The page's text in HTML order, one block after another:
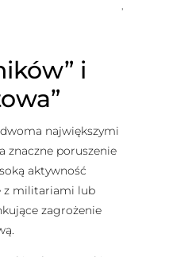
i
największymi
znaczne poruszenie
aktywność
z militariami lub
zagrożenie